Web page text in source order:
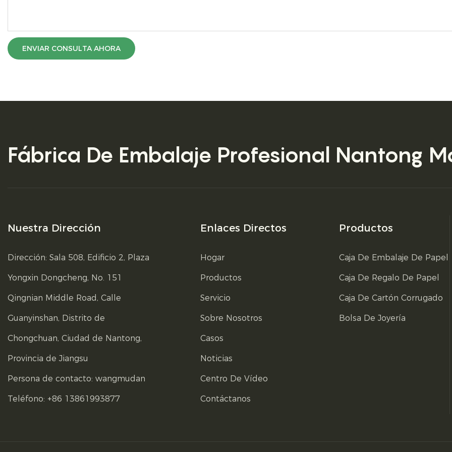
ENVIAR CONSULTA AHORA
Fábrica De Embalaje Profesional Nantong
Nuestra Dirección
Dirección: Sala 508, Edificio 2, Plaza
Yongxin Dongcheng, No. 151
Qingnian Middle Road, Calle
Guanyinshan, Distrito de
Chongchuan, Ciudad de Nantong,
Provincia de Jiangsu
Persona de contacto: wangmudan
Teléfono: +86 13861993877
Enlaces Directos
Hogar
Productos
Servicio
Sobre Nosotros
Casos
Noticias
Centro De Vídeo
Contáctanos
Productos
Caja De Embalaje De Papel
Caja De Regalo De Papel
Caja De Cartón Corrugado
Bolsa De Joyería